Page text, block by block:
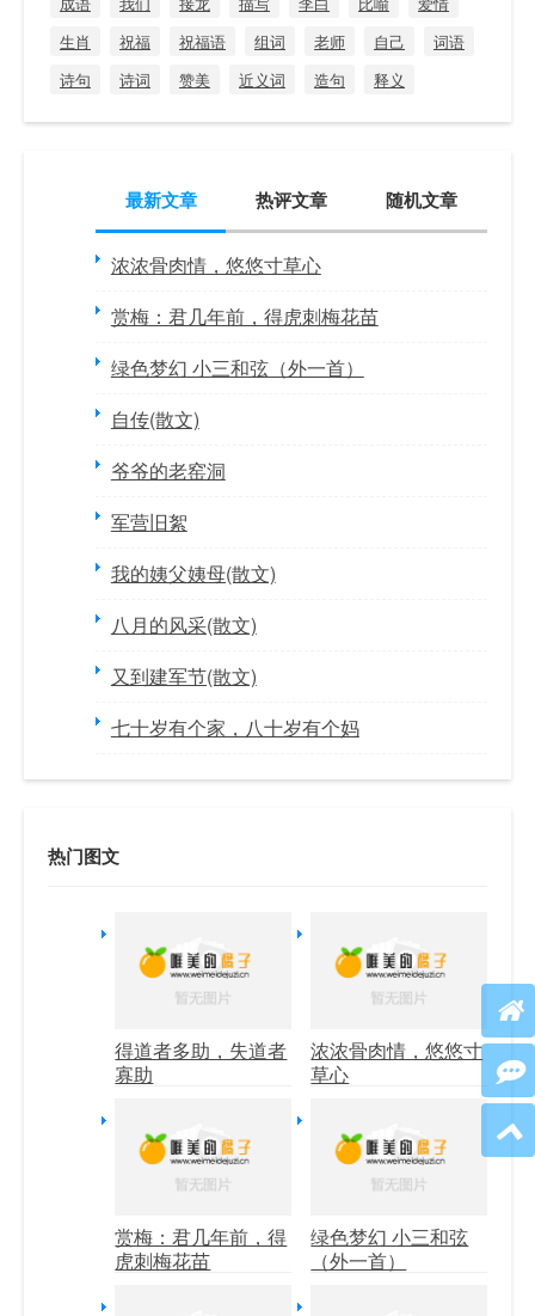
生肖
祝福 祝福语 组词 老师 自己
词语
诗句
诗词 赞美 近义词 造句 释义
最新文章 热评文章 随机文章
浓浓骨肉情，悠悠寸草心
赏梅：君几年前，得虎刺梅花苗
绿色梦幻 小三和弦（外一首）
自传(散文)
爷爷的老窑洞
军营旧絮
我的姨父姨母(散文)
八月的风采(散文)
又到建军节(散文)
七十岁有个家，八十岁有个妈
热门图文
得道者多助，失道者
寡助
浓浓骨肉情，悠悠寸
草心
赏梅：君几年前，得
虎刺梅花苗
绿色梦幻 小三和弦
（外一首）